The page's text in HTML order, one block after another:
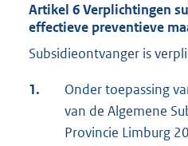
Artikel 6 Verplichtingen
effectieve preventieve
Subsidieontvanger is
1.
Onder toepassing
van de Algemene
Provincie Limburg